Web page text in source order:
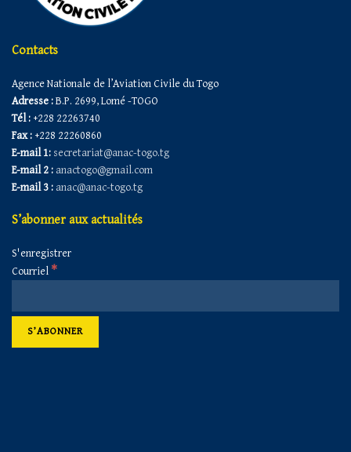
Contacts
Agence Nationale de l’Aviation Civile du Togo
Adresse :B.P. 2699, Lomé -TOGO
Tél : +228 22263740
Fax : +228 22260860
E-mail 1: secretariat@anac-togo.tg
E-mail 2 : anactogo@gmail.com
E-mail 3 : anac@anac-togo.tg
S’abonner aux actualités
S'enregistrer
Courriel*